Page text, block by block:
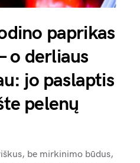
paprikas
o derliaus
jo paslaptis
pelenų
be mirkinimo būdus,